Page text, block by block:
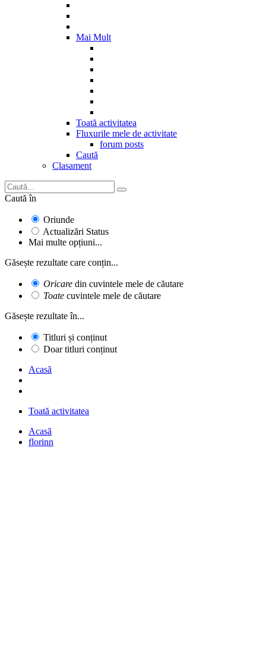
Mai Mult
Toată activitatea
Fluxurile mele de activitate
forum posts
Caută
Clasament
Caută în
Oriunde
Actualizări Status
Mai multe opțiuni...
Găsește rezultate care conțin...
Oricare din cuvintele mele de căutare
Toate cuvintele mele de căutare
Găsește rezultate în...
Titluri și conținut
Doar titluri conținut
Acasă
Toată activitatea
Acasă
florinn